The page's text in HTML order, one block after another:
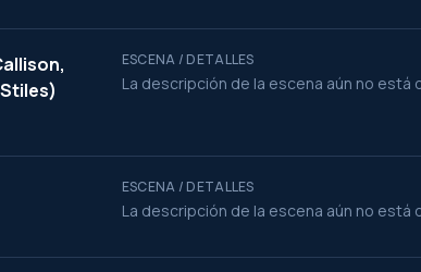
ESCENA / DETALLES
La descripción de la escena aún no está
ESCENA / DETALLES
La descripción de la escena aún no está